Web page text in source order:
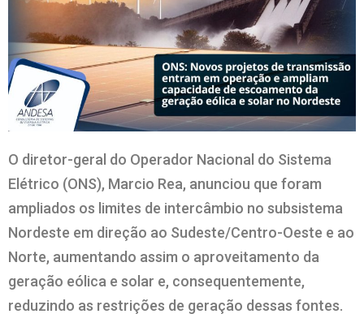
O diretor-geral do Operador Nacional do Sistema
Elétrico (ONS), Marcio Rea, anunciou que foram
ampliados os limites de intercâmbio no subsistema
Nordeste em direção ao Sudeste/Centro-Oeste e ao
Norte, aumentando assim o aproveitamento da
geração eólica e solar e, consequentemente,
reduzindo as restrições de geração dessas fontes.